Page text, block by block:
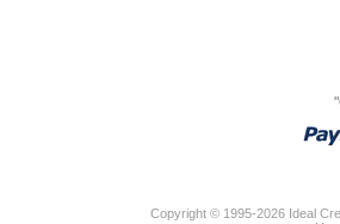
Copyright © 1995-2026 Ideal